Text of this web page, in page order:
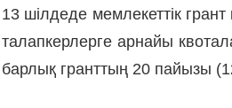
13 шілдеде мемлекеттік
талапкерлерге арнайы
барлық гранттың 20 пайызы